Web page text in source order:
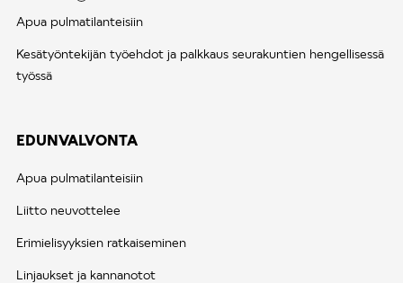
Apua pulmatilanteisiin
Kesätyöntekijän työehdot ja palkkaus seurakuntien hengellisessä
työssä
EDUNVALVONTA
Apua pulmatilanteisiin
Liitto neuvottelee
Erimielisyyksien ratkaiseminen
Linjaukset ja kannanotot